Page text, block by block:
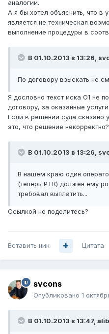
аналогии.
А я бы хотел объяснить, что в
является не техническая
выполнение процедуры в
В 01.10.2013 в 13:26,
По договору взыскать не
Я дословно текст иска О1 не
договору, за оказанные
Если в решении суда сказано
это, что решение некорректно?
В 01.10.2013 в 13:26,
В нашем краю один
(теперь РТК) должен ему
требовал выплатить...
Ссылкой не поделитесь?
Вставить ник Цитата
svcons
Опубликовано 1
В 01.10.2013 в 13:47,